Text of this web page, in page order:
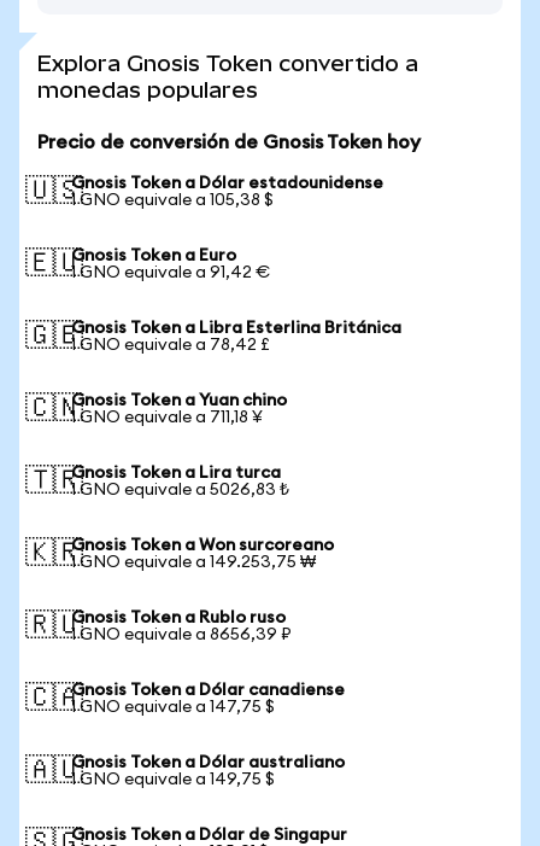
Explora Gnosis Token convertido a
monedas populares
Precio de conversión de Gnosis Token hoy
🇺🇸Gnosis Token a Dólar estadounidense
1 GNO equivale a 105,38 $
🇪🇺Gnosis Token a Euro
1 GNO equivale a 91,42 €
🇬🇧Gnosis Token a Libra Esterlina Británica
1 GNO equivale a 78,42 £
🇨🇳Gnosis Token a Yuan chino
1 GNO equivale a 711,18 ¥
🇹🇷Gnosis Token a Lira turca
1 GNO equivale a 5026,83 ₺
🇰🇷Gnosis Token a Won surcoreano
1 GNO equivale a 149.253,75 ₩
🇷🇺Gnosis Token a Rublo ruso
1 GNO equivale a 8656,39 ₽
🇨🇦Gnosis Token a Dólar canadiense
1 GNO equivale a 147,75 $
🇦🇺Gnosis Token a Dólar australiano
1 GNO equivale a 149,75 $
Gnosis Token a Dólar de Singapur